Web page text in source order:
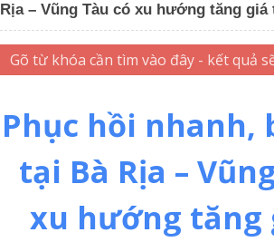
Rịa – Vũng Tàu có xu hướng tăng giá
Phục hồi nhanh,
tại Bà Rịa –
xu hướng tăng